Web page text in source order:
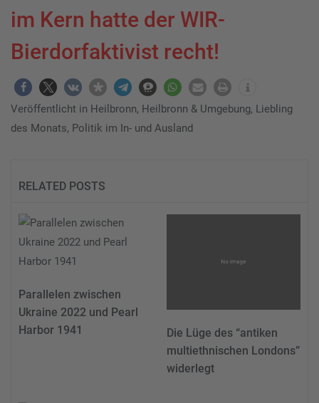
im Kern hatte der WIR-
Bierdorfaktivist recht!
Veröffentlicht in Heilbronn, Heilbronn & Umgebung, Liebling
des Monats, Politik im In- und Ausland
RELATED POSTS
Parallelen zwischen
Ukraine 2022 und Pearl
Harbor 1941
Die Lüge des “antiken
multiethnischen Londons”
widerlegt